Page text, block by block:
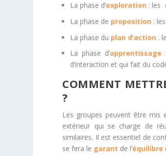
La phase d’exploration : les
La phase de proposition :
La phase du plan d’action :
La phase d’apprentissage
d’interaction et qui fait du
COMMENT
?
Les groupes peuvent être mis
extérieur qui se charge de
similaires. Il est essentiel de
se fera le garant de l’équilibre